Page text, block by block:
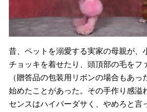
昔、ペットを溺愛する実家の母親が、
チョッキを着せたり、頭頂部の毛をフ
（贈答品の包装用リボンの場合もあっ
始めたことがあった。 その手作り感溢
センスはハイパーダサく、やめろと言